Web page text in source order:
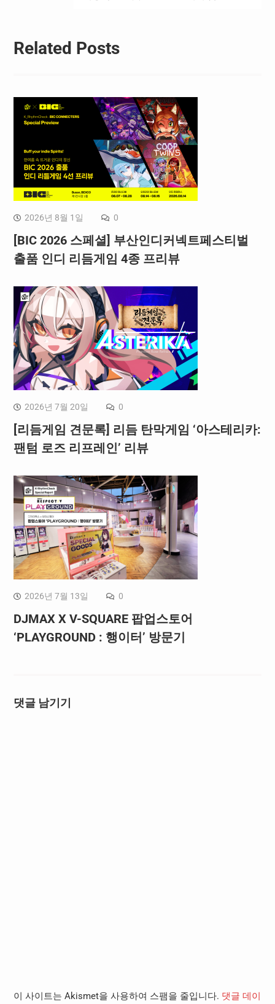
Related Posts
2026년 8월 1일 0
[BIC 2026 스페셜] 부산인디커넥트페스티벌
출품 인디 리듬게임 4종 프리뷰
2026년 7월 20일 0
[리듬게임 견문록] 리듬 탄막게임 ‘아스테리카:
팬텀 로즈 리프레인’ 리뷰
2026년 7월 13일 0
DJMAX X V-SQUARE 팝업스토어
‘PLAYGROUND : 행이터’ 방문기
댓글 남기기
이 사이트는 Akismet을 사용하여 스팸을 줄입니다. 댓글 데이